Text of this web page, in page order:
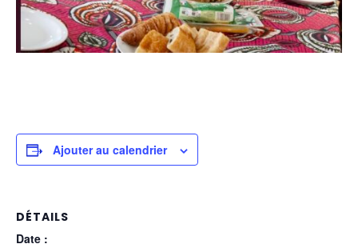
Ajouter au calendrier
DÉTAILS
Date :